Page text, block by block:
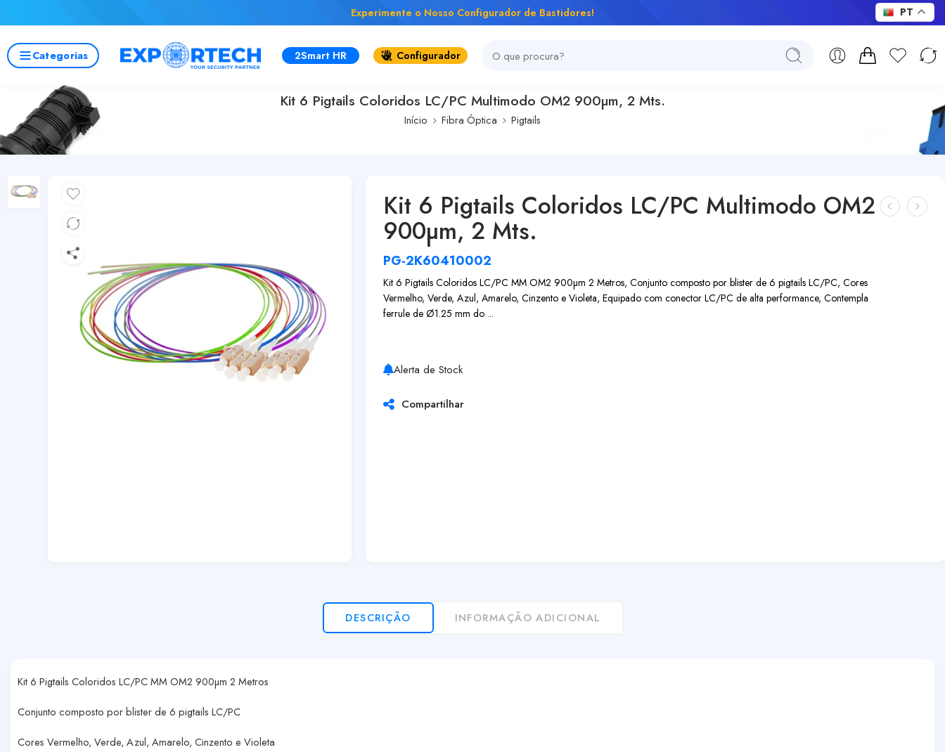
Experimente o Nosso Configurador de Bastidores!
Categorias 2Smart HR Configurador
Kit 6 Pigtails Coloridos LC/PC Multimodo OM2 900µm, 2 Mts.
Início Fibra Óptica Pigtails
Kit 6 Pigtails Coloridos LC/PC Multimodo OM2
900µm, 2 Mts.
PG-2K60410002
Kit 6 Pigtails Coloridos LC/PC MM OM2 900µm 2 Metros, Conjunto composto por blister de 6 pigtails LC/PC, Cores
Vermelho, Verde, Azul, Amarelo, Cinzento e Violeta, Equipado com conector LC/PC de alta performance, Contempla
ferrule de Ø1.25 mm do ...
Alerta de Stock
Compartilhar
DESCRIÇÃO INFORMAÇÃO ADICIONAL
Kit 6 Pigtails Coloridos LC/PC MM OM2 900µm 2 Metros
Conjunto composto por blister de 6 pigtails LC/PC
Cores Vermelho, Verde, Azul, Amarelo, Cinzento e Violeta
PT